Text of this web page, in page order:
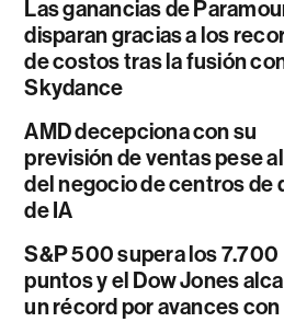
Las ganancias de
disparan gracias a los
de costos tras la fusión
Skydance
AMD decepciona con su
previsión de ventas pese
del negocio de centros de
de IA
S&P 500 supera los 7.700
puntos y el Dow Jones
un récord por avances con